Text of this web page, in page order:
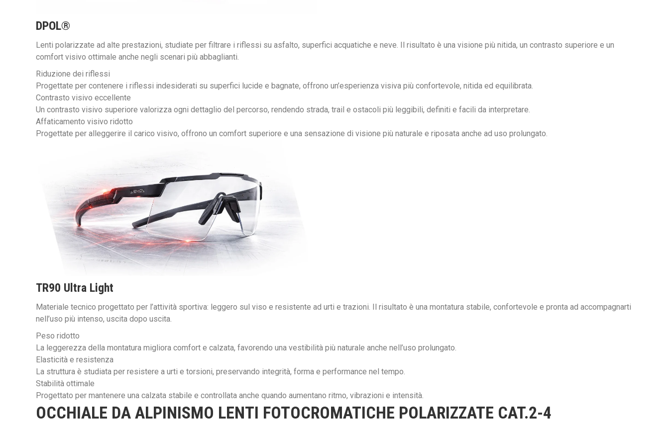
DPOL®
Lenti polarizzate ad alte prestazioni, studiate per filtrare i riflessi su asfalto, superfici acquatiche e neve. Il risultato è una visione più nitida, un contrasto superiore e un
comfort visivo ottimale anche negli scenari più abbaglianti.
Riduzione dei riflessi
Progettate per contenere i riflessi indesiderati su superfici lucide e bagnate, offrono un’esperienza visiva più confortevole, nitida ed equilibrata.
Contrasto visivo eccellente
Un contrasto visivo superiore valorizza ogni dettaglio del percorso, rendendo strada, trail e ostacoli più leggibili, definiti e facili da interpretare.
Affaticamento visivo ridotto
Progettate per alleggerire il carico visivo, offrono un comfort superiore e una sensazione di visione più naturale e riposata anche ad uso prolungato.
TR90 Ultra Light
Materiale tecnico progettato per l’attività sportiva: leggero sul viso e resistente ad urti e trazioni. Il risultato è una montatura stabile, confortevole e pronta ad accompagnarti
nell’uso più intenso, uscita dopo uscita.
Peso ridotto
La leggerezza della montatura migliora comfort e calzata, favorendo una vestibilità più naturale anche nell’uso prolungato.
Elasticità e resistenza
La struttura è studiata per resistere a urti e torsioni, preservando integrità, forma e performance nel tempo.
Stabilità ottimale
Progettato per mantenere una calzata stabile e controllata anche quando aumentano ritmo, vibrazioni e intensità.
OCCHIALE DA ALPINISMO LENTI FOTOCROMATICHE POLARIZZATE CAT.2-4